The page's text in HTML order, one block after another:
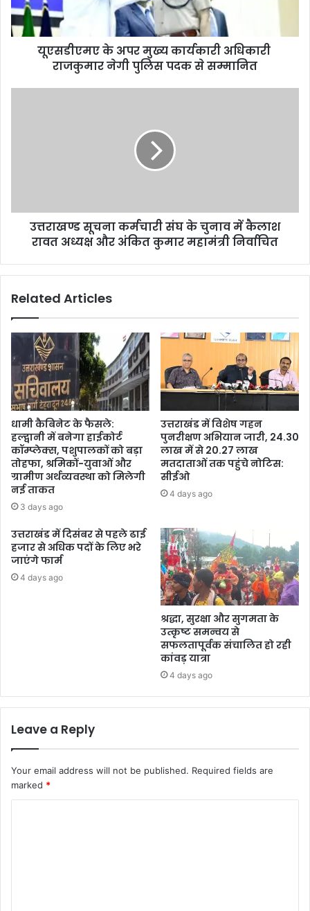
यूएसडीएमए के अपर मुख्य कार्यकारी अधिकारी
राजकुमार नेगी पुलिस पदक से सम्मानित
उत्तराखण्ड सूचना कर्मचारी संघ के चुनाव में कैलाश
रावत अध्यक्ष और अंकित कुमार महामंत्री निर्वाचित
Related Articles
धामी कैबिनेट के फैसले:
हल्द्वानी में बनेगा हाईकोर्ट
कॉम्प्लेक्स, पशुपालकों को बड़ा
तोहफा, श्रमिकों-युवाओं और
ग्रामीण अर्थव्यवस्था को मिलेगी
नई ताकत
3 days ago
उत्तराखंड में विशेष गहन
पुनरीक्षण अभियान जारी, 24.30
लाख में से 20.27 लाख
मतदाताओं तक पहुंचे नोटिस:
सीईओ
4 days ago
उत्तराखंड में दिसंबर से पहले ढाई
हजार से अधिक पदों के लिए भरे
जाएंगे फार्म
4 days ago
श्रद्धा, सुरक्षा और सुगमता के
उत्कृष्ट समन्वय से
सफलतापूर्वक संचालित हो रही
कांवड़ यात्रा
4 days ago
Leave a Reply
Your email address will not be published. Required fields are
marked *